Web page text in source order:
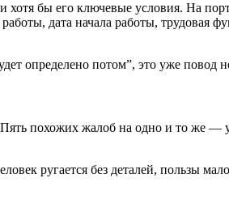
хотя бы его ключевые условия. На
дата начала работы, трудовая
определено потом”, это уже повод
похожих жалоб на одно и то же —
ругается без деталей, пользы